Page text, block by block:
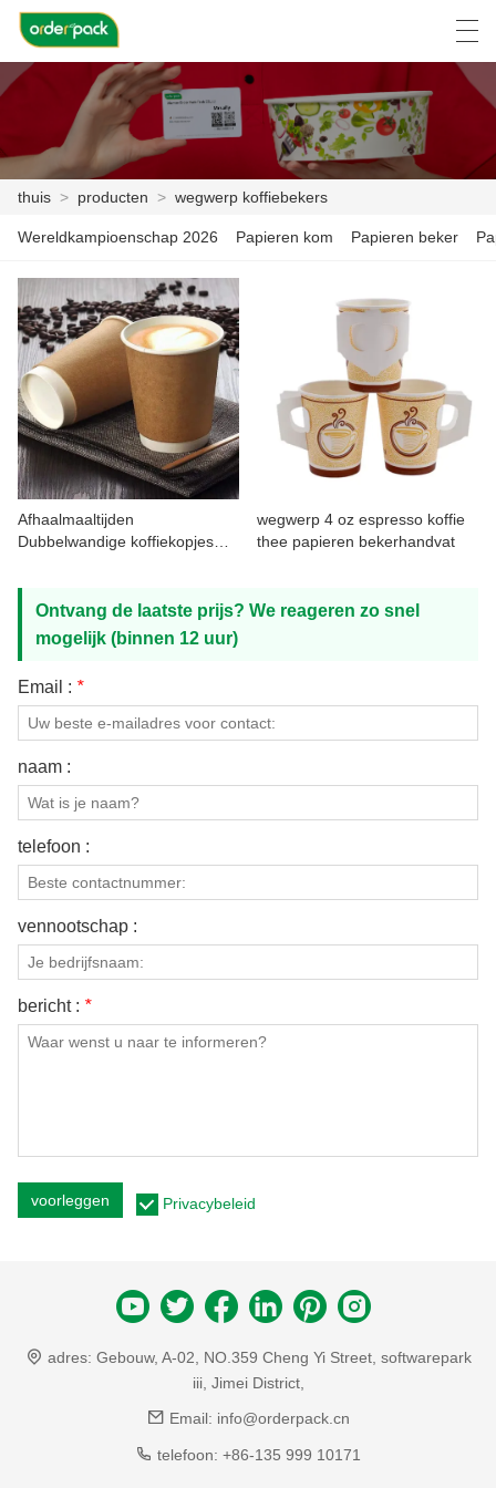
OVER ONS
NIEUWS
ZAAK C
FACTORY TOUR
CONTACT MET ONS
Deutsch
thuis > producten > wegwerp koffiebekers
Wereldkampioenschap 2026 Papieren kom Papieren beker
Afhaalmaaltijden
Dubbelwandige koffiekopjes
wegwerp 4 oz espresso koffie
thee papieren bekerhandvat
Ontvang de laatste prijs? We reageren zo snel
mogelijk (binnen 12 uur)
Email : *
naam :
telefoon :
vennootschap :
bericht : *
voorleggen Privacybeleid
adres: Gebouw, A-02, NO.359 Cheng Yi Street, softwarepark
iii, Jimei District,
Email: info@orderpack.cn
telefoon: +86-135 999 10171